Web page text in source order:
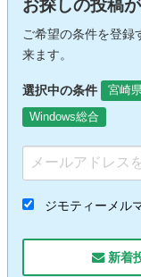
お探しの投稿
ご希望の条件を登録
来ます。
選択中の条件 宮崎
Windows総合
ジモティーメル
新着